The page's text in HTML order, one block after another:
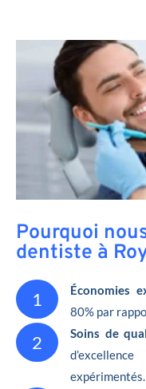
Pourquoi
dentiste à
1 Économies
80% par
2 Soins de
expérimentés.